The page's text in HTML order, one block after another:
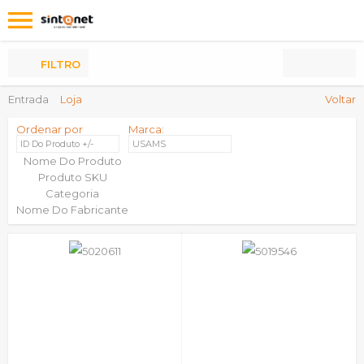
Entrada Loja Voltar
FILTRO
Ordenar por
ID Do Produto +/-
Nome Do Produto
Produto SKU
Categoria
Nome Do Fabricante
Marca:
USAMS